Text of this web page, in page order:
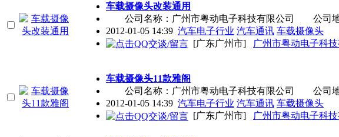
车载摄像头改装通用
公司名称：广州市粤动电子科技有限公司 公司
2012-01-05 14:39 汽车电子行业 汽车通讯 车载摄像头
[广东广州市]
广州市粤动电子科技
车载摄像头11款雅阁
公司名称：广州市粤动电子科技有限公司 公司
2012-01-05 14:39 汽车电子行业 汽车通讯 车载摄像头
[广东广州市]
广州市粤动电子科技